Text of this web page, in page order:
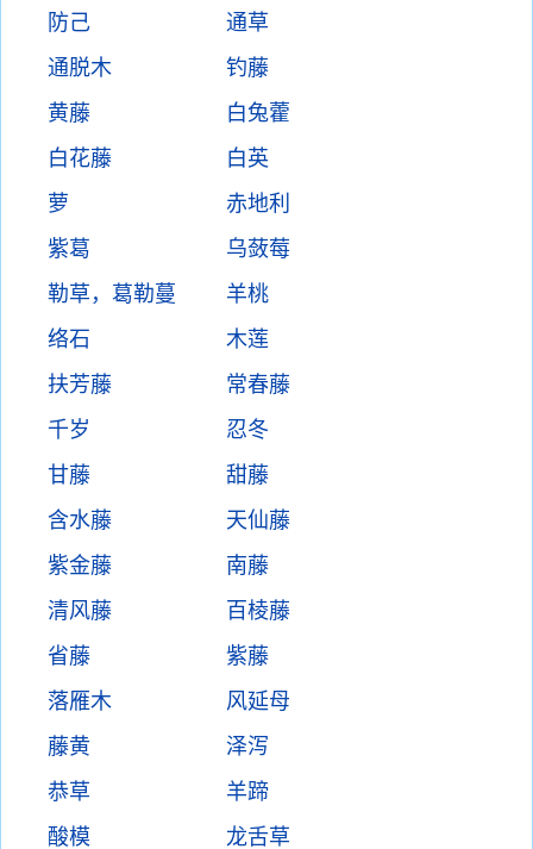
防己
通草
通脱木
钓藤
黄藤
白兔藿
白花藤
白英
萝
赤地利
紫葛
乌蔹莓
勒草，葛勒蔓
羊桃
络石
木莲
扶芳藤
常春藤
千岁
忍冬
甘藤
甜藤
含水藤
天仙藤
紫金藤
南藤
清风藤
百棱藤
省藤
紫藤
落雁木
风延母
藤黄
泽泻
恭草
羊蹄
酸模
龙舌草